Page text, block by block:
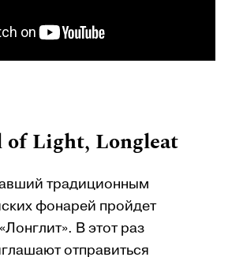
of Light, Longleat
традиционным
фонарей пройдет
В этот раз
отправиться